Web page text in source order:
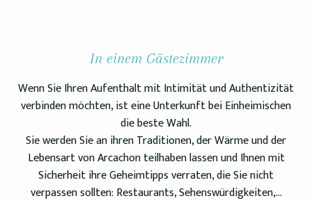
In einem Gästezimmer
Wenn Sie Ihren Aufenthalt mit Intimität und Authentizität
verbinden möchten, ist eine Unterkunft bei Einheimischen
die beste Wahl.
Sie werden Sie an ihren Traditionen, der Wärme und der
Lebensart von Arcachon teilhaben lassen und Ihnen mit
Sicherheit ihre Geheimtipps verraten, die Sie nicht
verpassen sollten: Restaurants, Sehenswürdigkeiten,…